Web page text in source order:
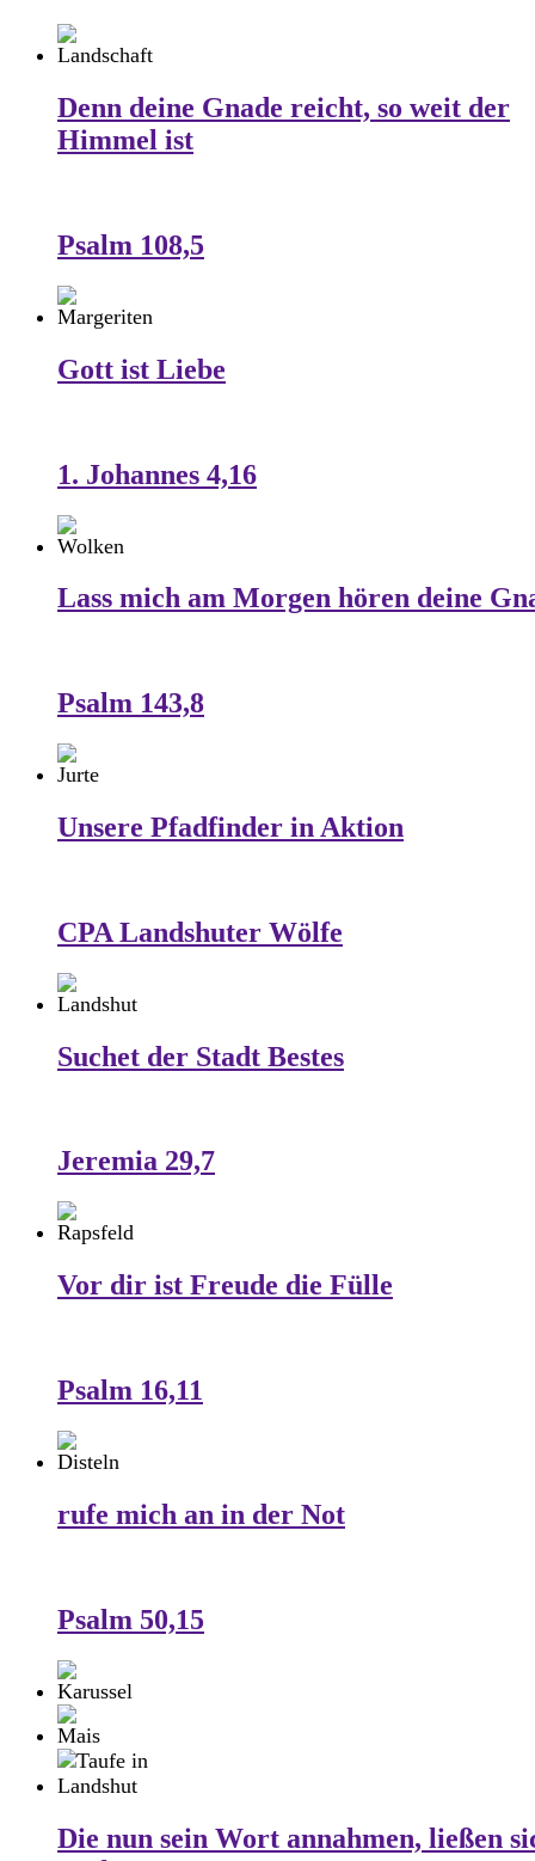
Denn deine Gnade reicht, so weit der
Himmel ist
Psalm 108,5
Gott ist Liebe
1. Johannes 4,16
Lass mich am Morgen hören deine
Psalm 143,8
Unsere Pfadfinder in Aktion
CPA Landshuter Wölfe
Suchet der Stadt Bestes
Jeremia 29,7
Vor dir ist Freude die Fülle
Psalm 16,11
rufe mich an in der Not
Psalm 50,15
Die nun sein Wort annahmen, ließen